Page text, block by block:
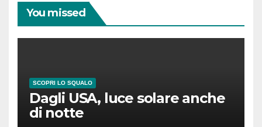
You missed
SCOPRI LO SQUALO
Dagli USA, luce solare anche
di notte